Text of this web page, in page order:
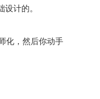
计的。
化，然后你动手